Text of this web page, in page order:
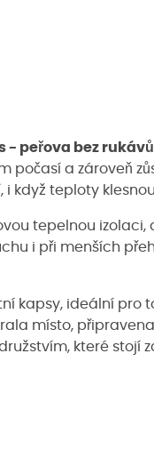
- peřova bez
počasí a zároveň
když teploty klesnou.
tepelnou
i při menších
kapsy, ideální pro
místo,
které stojí